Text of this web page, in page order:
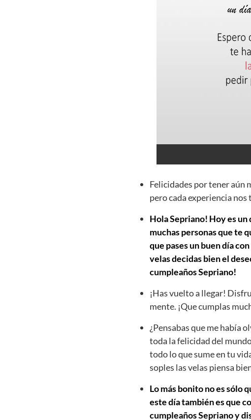
Felicidades por tener aún
pero cada experiencia
Hola Sepriano! Hoy es un
muchas personas que te
que pases un buen día
velas decidas bien el
cumpleaños Sepriano!
¡Has vuelto a llegar!
mente. ¡Que cumplas
¿Pensabas que me había
toda la felicidad del
todo lo que sume en tu
soples las velas piensa
Lo más bonito no es sólo
este día también es que
cumpleaños Sepriano y